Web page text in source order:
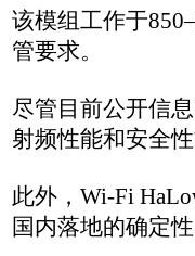
FGH100M的市场应用
覆盖、对续航要求极高
智能家居与家庭自动化‌
等传统Wi-Fi信号死角
工业自动化‌：在工厂、
自动化控制。其强穿透